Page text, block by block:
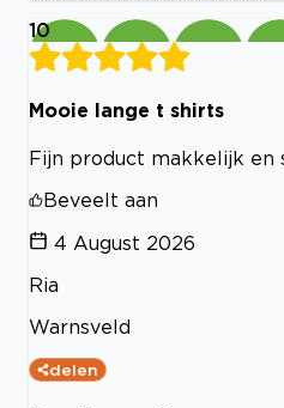
10
Mooie lange t shirts
Fijn product makkelijk en
Beveelt aan
4 August 2026
Ria
Warnsveld
delen